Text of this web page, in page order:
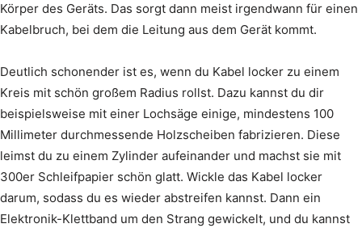
Körper des Geräts. Das sorgt dann meist irgendwann für einen
Kabelbruch, bei dem die Leitung aus dem Gerät kommt.
Deutlich schonender ist es, wenn du Kabel locker zu einem
Kreis mit schön großem Radius rollst. Dazu kannst du dir
beispielsweise mit einer Lochsäge einige, mindestens 100
Millimeter durchmessende Holzscheiben fabrizieren. Diese
leimst du zu einem Zylinder aufeinander und machst sie mit
300er Schleifpapier schön glatt. Wickle das Kabel locker
darum, sodass du es wieder abstreifen kannst. Dann ein
Elektronik-Klettband um den Strang gewickelt, und du kannst